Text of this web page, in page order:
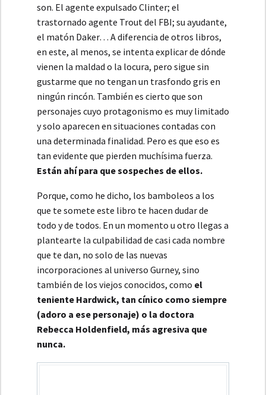
son. El agente expulsado Clinter; el
trastornado agente Trout del FBI; su ayudante,
el matón Daker… A diferencia de otros libros,
en este, al menos, se intenta explicar de dónde
vienen la maldad o la locura, pero sigue sin
gustarme que no tengan un trasfondo gris en
ningún rincón. También es cierto que son
personajes cuyo protagonismo es muy limitado
y solo aparecen en situaciones contadas con
una determinada finalidad. Pero es que eso es
tan evidente que pierden muchísima fuerza.
Están ahí para que sospeches de ellos.
Porque, como he dicho, los bamboleos a los
que te somete este libro te hacen dudar de
todo y de todos. En un momento u otro llegas a
plantearte la culpabilidad de casi cada nombre
que te dan, no solo de las nuevas
incorporaciones al universo Gurney, sino
también de los viejos conocidos, como el
teniente Hardwick, tan cínico como siempre
(adoro a ese personaje) o la doctora
Rebecca Holdenfield, más agresiva que
nunca.